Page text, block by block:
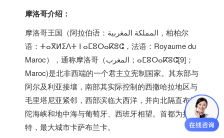
摩洛哥介绍：
摩洛哥王国（阿拉伯语：المملكة المغربية‎，柏柏尔
语：ⵜⴰⴳⵍⵉⴷⵜ ⵏ ⴰⵎⵓⵔⴰⴽⵓⵛ，法语：Royaume du
Maroc），通称摩洛哥（المغرب‎；ⴰⵎⵓⵔⴰⴽⵓⵛ[9]；
Maroc)是北非西端的一个君主立宪制国家。其东部与
阿尔及利亚接壤，南部其实际控制的西撒哈拉地区与
毛里塔尼亚紧邻，西部滨临大西洋，并向北隔直布罗
陀海峡和地中海与葡萄牙、西班牙相望。首都为拉巴
特，最大城市卡萨布兰卡。